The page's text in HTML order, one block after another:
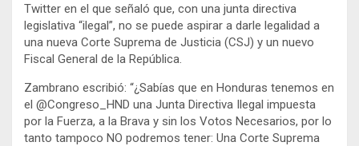
Twitter en el que señaló que, con una junta directiva
legislativa “ilegal”, no se puede aspirar a darle legalidad a
una nueva Corte Suprema de Justicia (CSJ) y un nuevo
Fiscal General de la República.
Zambrano escribió: “¿Sabías que en Honduras tenemos en
el @Congreso_HND una Junta Directiva Ilegal impuesta
por la Fuerza, a la Brava y sin los Votos Necesarios, por lo
tanto tampoco NO podremos tener: Una Corte Suprema